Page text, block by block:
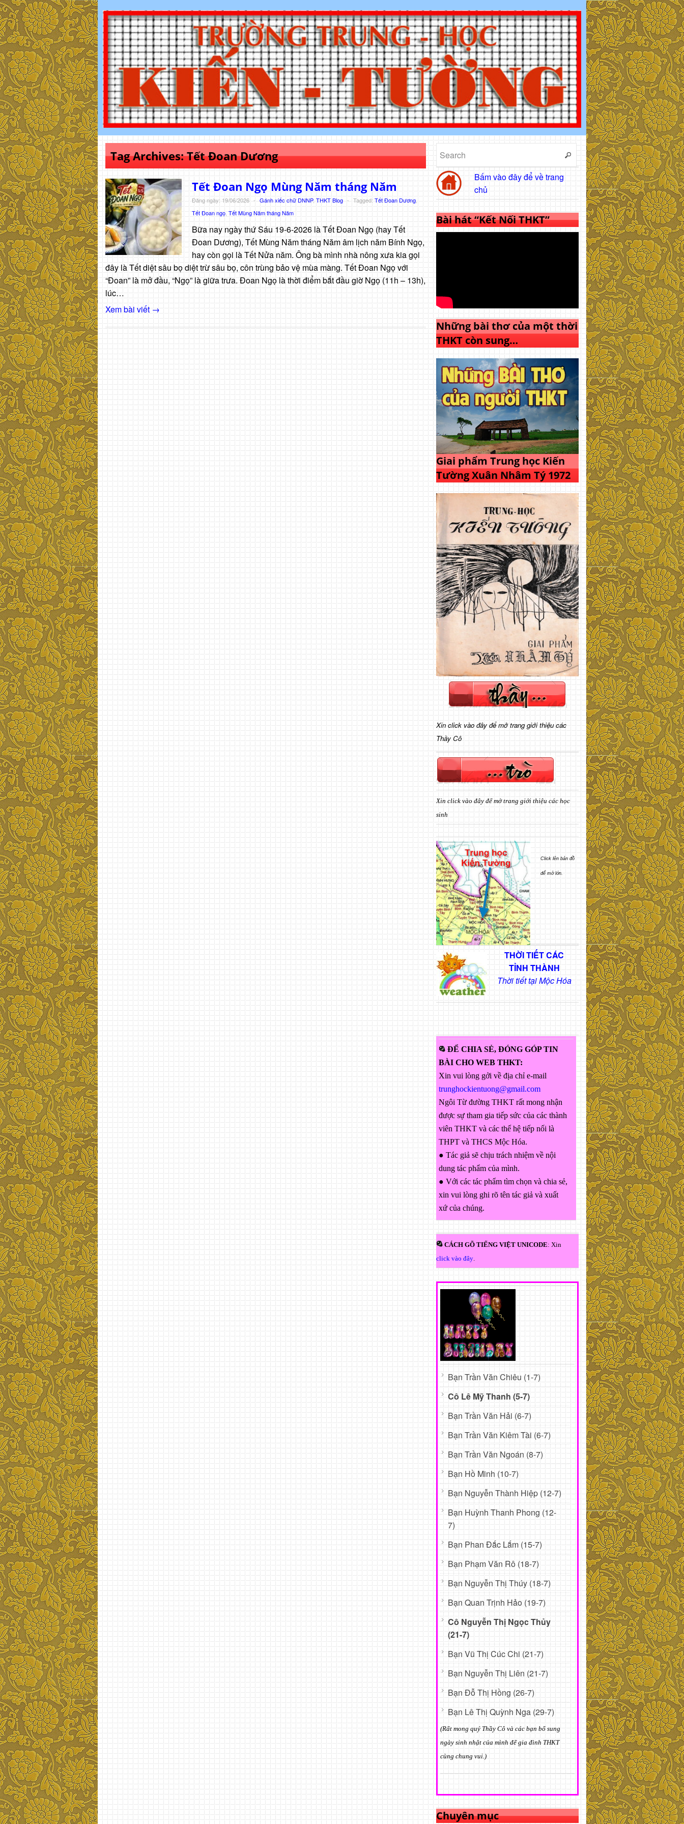
Tag Archives:Tết Đoan Dương
Tết Đoan Ngọ Mùng Năm tháng Năm
Đăng ngày: 19/06/2026 - Gánh xiếc chữ DNNP, THKT Blog - Tagged: Tết Đoan Dương
Tết Đoan ngọ Tết Mùng Năm tháng Năm
Bữa nay ngày thứ Sáu 19-6-2026 là Tết Đoan Ngọ (hay Tết
Đoan Dương), Tết Mùng Năm tháng Năm âm lịch năm Bính Ngọ,
hay còn gọi là Tết Nửa năm. Ông bà mình nhà nông xưa kia gọi
đây là Tết diệt sâu bọ diệt trừ sâu bọ, côn trùng bảo vệ mùa màng. Tết Đoan Ngọ với
“Đoan” là mở đầu, “Ngọ” là giữa trưa. Đoan Ngọ là thời điểm bắt đầu giờ Ngọ (11h – 13h),
lúc…
Xem bài viết →
Bấm vào đây để về trang
chủ
Bài hát “Kết Nối THKT”
Những bài thơ của một thời
THKT còn sung…
Giai phẩm Trung học Kiến
Tường Xuân Nhâm Tý 1972
Xin click vào đây để mở trang giới thiệu các
Thầy Cô
Xin click vào đây để mở trang giới thiệu các học
sinh
Click lên bản đồ
để mở lớn.
THỜI TIẾT CÁC
TỈNH THÀNH
Thời tiết tại Mộc Hóa
ĐỂ CHIA SẺ, ĐÓNG GÓP TIN
BÀI CHO WEB THKT:
Xin vui lòng gởi về địa chỉ e-mail
trunghockientuong@gmail.com
Ngôi Từ đường THKT rất mong nhận
được sự tham gia tiếp sức của các thành
viên THKT và các thế hệ tiếp nối là
THPT và THCS Mộc Hóa.
● Tác giả sẽ chịu trách nhiệm về nội
dung tác phẩm của mình.
● Với các tác phẩm tìm chọn và chia sẻ,
xin vui lòng ghi rõ tên tác giả và xuất
xứ của chúng.
CÁCH GÕ TIẾNG VIỆT UNICODE: Xin
click vào đây
Bạn Trần Văn Chiêu (1-7)
Cô Lê Mỹ Thanh (5-7)
Bạn Trần Văn Hải (6-7)
Bạn Trần Văn Kiêm Tài (6-7)
Bạn Trần Văn Ngoán (8-7)
Bạn Hồ Minh (10-7)
Bạn Nguyễn Thành Hiệp (12-7)
Bạn Huỳnh Thanh Phong (12-
7)
Bạn Phan Đắc Lắm (15-7)
Bạn Phạm Văn Rô (18-7)
Bạn Nguyễn Thị Thúy (18-7)
Bạn Quan Trịnh Hảo (19-7)
Cô Nguyễn Thị Ngọc Thủy
(21-7)
Bạn Vũ Thị Cúc Chi (21-7)
Bạn Nguyễn Thị Liên (21-7)
Bạn Đỗ Thị Hồng (26-7)
Bạn Lê Thị Quỳnh Nga (29-7)
(Rất mong quý Thầy Cô và các bạn bổ sung
ngày sinh nhật của mình để gia đình THKT
cùng chung vui.)
Chuyên mục